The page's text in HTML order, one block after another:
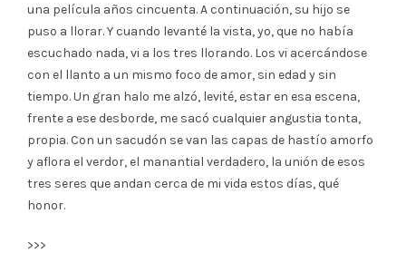
una película años cincuenta. A continuación, su hijo se
puso a llorar. Y cuando levanté la vista, yo, que no había
escuchado nada, vi a los tres llorando. Los vi acercándose
con el llanto a un mismo foco de amor, sin edad y sin
tiempo. Un gran halo me alzó, levité, estar en esa escena,
frente a ese desborde, me sacó cualquier angustia tonta,
propia. Con un sacudón se van las capas de hastío amorfo
y aflora el verdor, el manantial verdadero, la unión de esos
tres seres que andan cerca de mi vida estos días, qué
honor.
>>>